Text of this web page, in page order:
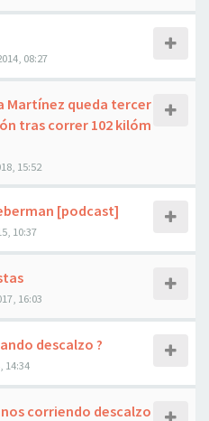
08:27
Martínez queda tercer
tras correr 102 kilóm
15:52
[podcast]
10:37
16:03
descalzo ?
14:34
corriendo descalzo